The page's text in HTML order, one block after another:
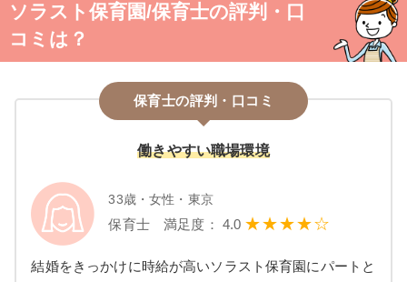
ソラスト保育園/保育士の評判・口
コミは？
保育士の評判・口コミ
働きやすい職場環境
33歳・女性・東京
保育士 満足度： 4.0 ★★★★☆
結婚をきっかけに時給が高いソラスト保育園にパートと